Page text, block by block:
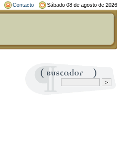
Contacto Sábado 08 de agosto de 2026